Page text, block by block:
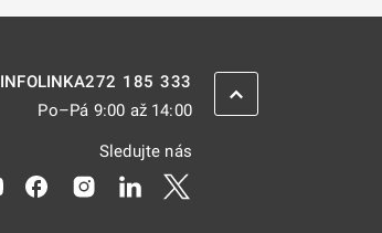
INFOLINKA272 185 333
Po–Pá 9:00 až 14:00
Sledujte nás
Odkaz se otevře na nové kartě
Odkaz se otevře na nové kartě
Odkaz se otevře na nové kartě
Odkaz se otevře na nové
ZPĚT NAHORU